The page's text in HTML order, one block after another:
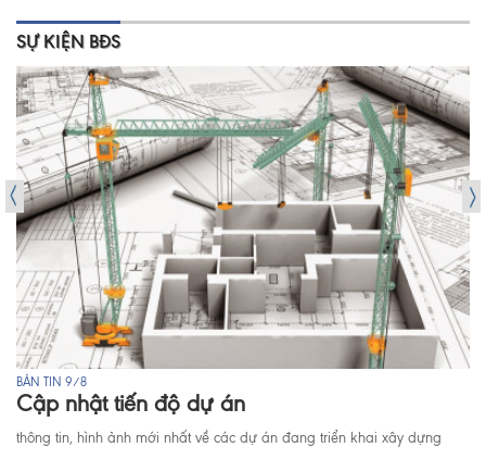
SỰ KIỆN BĐS
BẢN TIN 9/8
Cập nhật tiến độ dự án
thông tin, hình ảnh mới nhất về các dự án đang triển khai xây dựng